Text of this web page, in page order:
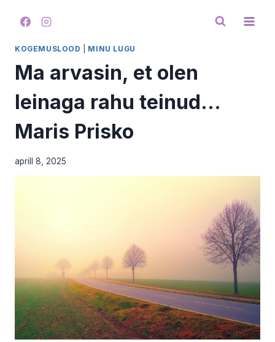
KOGEMUSLOOD MINU LUGU
Ma arvasin, et olen
leinaga rahu teinud…
Maris Prisko
aprill 8, 2025